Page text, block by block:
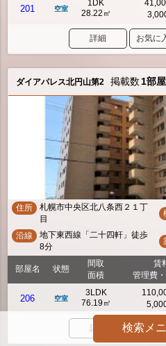
201 空室
1DK
28.22㎡
詳細 お気に
ダイアパレス北円山第2 掲載数 1部屋
住所
札幌市中央区北八条西２１丁
目
沿線
地下東西線「二十四軒」徒歩
8分
部屋名 状態
間取
面積
賃
管理費
206 空室
3LDK
76.19㎡
詳細 お気に
検索メ